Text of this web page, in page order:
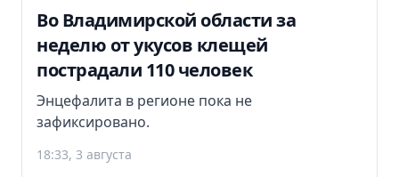
Во Владимирской области за
неделю от укусов клещей
пострадали 110 человек
Энцефалита в регионе пока не
зафиксировано.
18:33, 3 августа